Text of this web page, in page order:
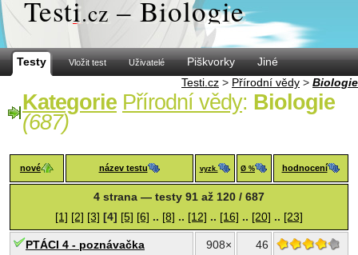
Testi.cz – Biologie
Testy Vložit test Uživatelé Piškvorky
Jiné
Testi.cz > Přírodní vědy > Biologie
Kategorie Přírodní vědy: Biologie
(687)
nové název testu vyzk. Ø % hodnocení
4 strana — testy 91 až 120 / 687
[1] [2] [3] [4] [5] [6] .. [8] .. [12] .. [16] .. [20] .. [23]
PTÁCI 4 - poznávačka 908× 46